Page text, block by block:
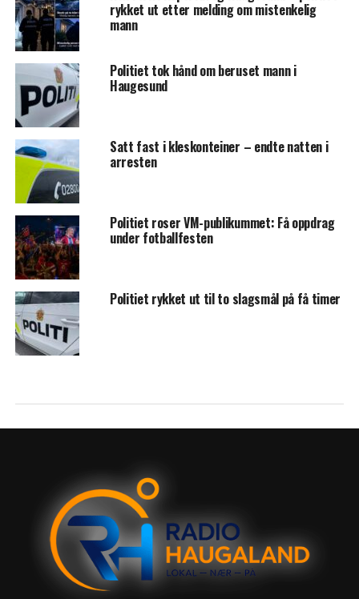
rykket ut etter melding om mistenkelig
mann
Politiet tok hånd om beruset mann i
Haugesund
Satt fast i kleskonteiner – endte natten i
arresten
Politiet roser VM-publikummet: Få oppdrag
under fotballfesten
Politiet rykket ut til to slagsmål på få timer